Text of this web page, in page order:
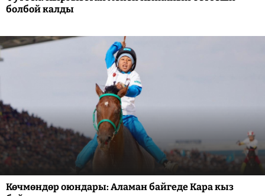
болбой калды
Көчмөндөр оюндары: Аламан байгеде Кара кыз